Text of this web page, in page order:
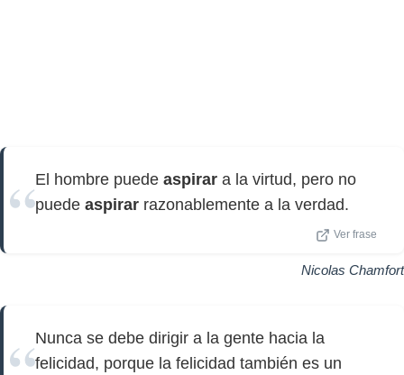
El hombre puede aspirar a la virtud, pero no
puede aspirar razonablemente a la verdad.
Ver frase
Nicolas Chamfort
Nunca se debe dirigir a la gente hacia la
felicidad, porque la felicidad también es un